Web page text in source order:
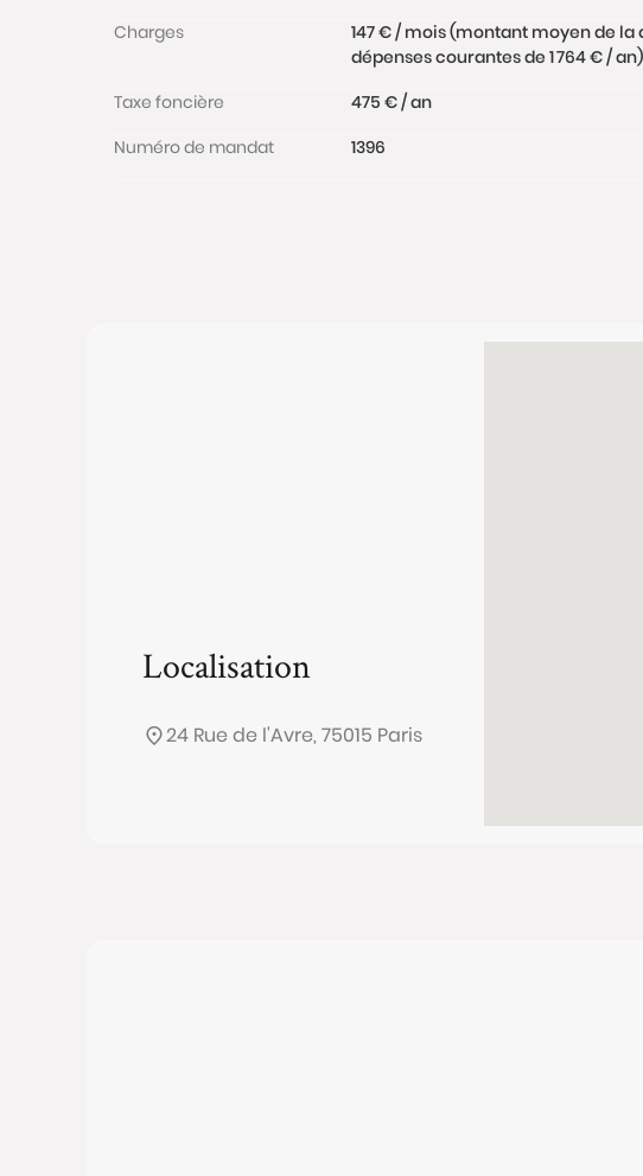
Charges
147 € / mois (montant moyen de
dépenses courantes de 1 764 € / an)
Taxe foncière
475 € / an
Numéro de mandat
1396
Localisation
24 Rue de l'Avre, 75015 Paris